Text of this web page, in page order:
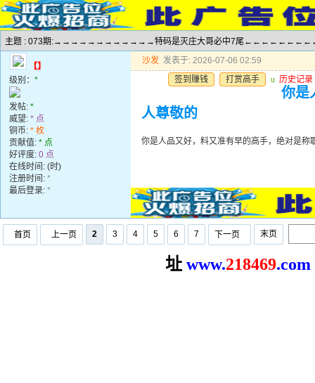
主题 : 073期:→→→→→→→→→→→→特码是灭庄大哥必中7尾
【】
级别： *
发帖: *
威望: * 点
铜币: * 枚
贡献值: * 点
好评度: 0 点
在线时间: (时)
注册时间: *
最后登录: *
沙发 发表于: 2026-07-06 02:59
签到赚钱
打赏高手 u 历史记录
你是
人尊敬的
你是人品又好，料又准有早的高手，绝对是称
首页 上一页 2 3 4 5 6 7 下一页 末页
址 www.218469.com